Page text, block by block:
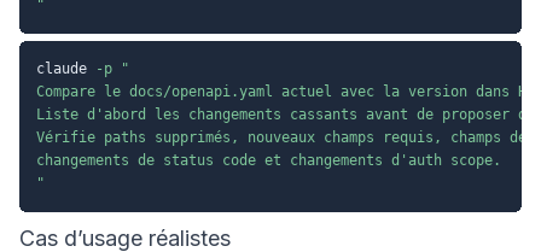
"
claude -p
"
Compare le docs/openapi.yaml actuel avec la version dans
Liste d'abord les changements cassants avant de proposer
Vérifie paths supprimés, nouveaux champs requis, champs de
changements de status code et changements d'auth scope.
"
Cas d’usage réalistes